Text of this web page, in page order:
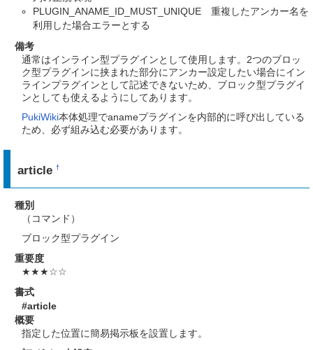
PLUGIN_ANAME_ID_MUST_UNIQUE 重複したアンカー名を
利用した場合エラーとする
備考
通常はインライン型プラグインとして使用します。2つのブロッ
ク型プラグインに挟まれた部分にアンカー設定したい場合にイン
ラインプラグインとして記述できないため、ブロック型プラグイ
ンとしても使えるようにしてあります。
PukiWiki本体処理でanameプラグインを内部的に呼び出している
ため、必ず組み込む必要があります。
article†
種別
（コマンド）
ブロック型プラグイン
重要度
★★★☆☆
書式
#article
概要
指定した位置に簡易掲示板を設置します。